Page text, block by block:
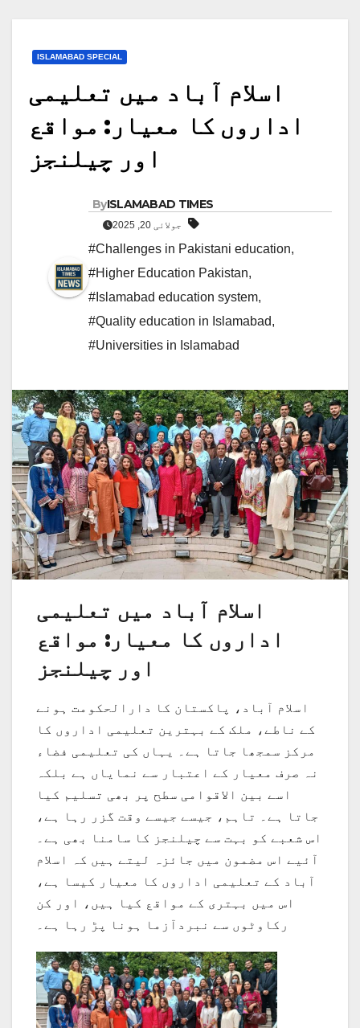
ISLAMABAD SPECIAL
اسلام آباد میں تعلیمی
اداروں کا معیار: مواقع
اور چیلنجز
ByISLAMABAD TIMES
جولائی 20, 2025
#Challenges in Pakistani education,
#Higher Education Pakistan,
#Islamabad education system,
#Quality education in Islamabad,
#Universities in Islamabad
اسلام آباد میں تعلیمی
اداروں کا معیار: مواقع
اور چیلنجز
اسلام آباد، پاکستان کا دارالحکومت ہونے
کے ناطے، ملک کے بہترین تعلیمی اداروں کا
مرکز سمجھا جاتا ہے۔ یہاں کی تعلیمی فضاء
نہ صرف معیار کے اعتبار سے نمایاں ہے بلکہ
اسے بین الاقوامی سطح پر بھی تسلیم کیا
جاتا ہے۔ تاہم، جیسے جیسے وقت گزر رہا ہے،
اس شعبے کو بہت سے چیلنجز کا سامنا بھی ہے۔
آئیے اس مضمون میں جائزہ لیتے ہیں کہ اسلام
آباد کے تعلیمی اداروں کا معیار کیسا ہے،
اس میں بہتری کے مواقع کیا ہیں، اور کن
رکاوٹوں سے نبردآزما ہونا پڑ رہا ہے۔